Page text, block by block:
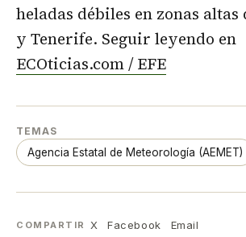
heladas débiles en zonas altas
y Tenerife. Seguir leyendo en
ECOticias.com / EFE
TEMAS
Agencia Estatal de Meteorología (AEMET)
COMPARTIR X Facebook Email